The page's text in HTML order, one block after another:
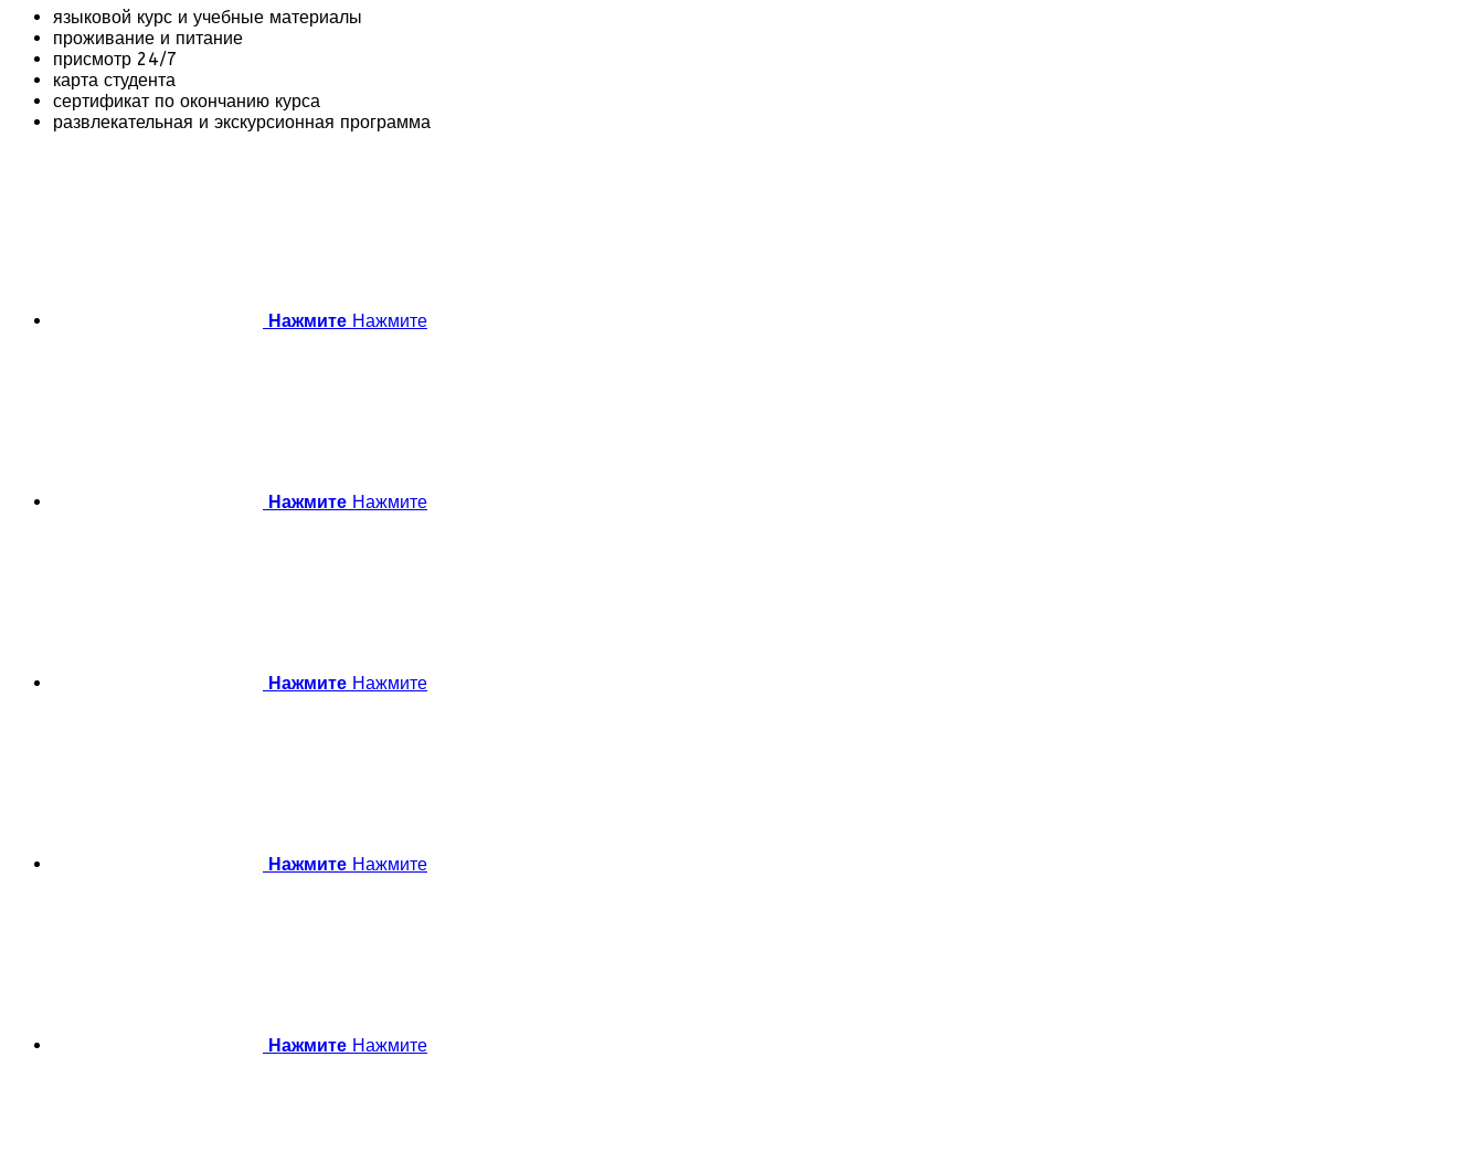
языковой курс и учебные материалы
проживание и питание
присмотр 24/7
карта студента
сертификат по окончанию курса
развлекательная и экскурсионная программа
Нажмите Нажмите
Нажмите Нажмите
Нажмите Нажмите
Нажмите Нажмите
Нажмите Нажмите